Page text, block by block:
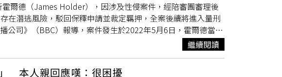
爾德（James Holder），因涉及性侵案件，經陪審團審理後
在潛逃風險，駁回保釋申請並裁定羈押，全案後續將進入量刑
公司》（BBC）報導，案件發生於2022年5月6日，霍爾德當晚
住處。證人指出，原本分別替雙方叫車，但霍爾德最終搭乘
住處後一度在女子床上睡著，其同行友人則在客廳沙發休息，而
要求女子進入臥室，在遭對方拒絕後，仍將其拉至房內床上，
繼續閱讀
本人親回應嘆：很困擾